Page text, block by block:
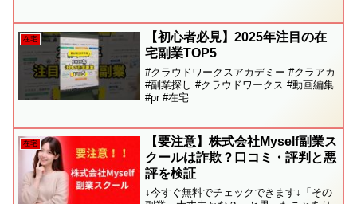
由・結果を出す人がやっているシンプル
な方法・note副業で結果...
在宅
【初心者必見】2025年注目の在
宅副業TOP5
#クラウドワークスアカデミー #クラアカ
#副業探し #クラウドワークス #動画編集
#pr #在宅
在宅
【要注意】株式会社Myself副業ス
クールは詐欺？口コミ・評判と悪
評を検証
↓今すぐ無料でチェックできます↓「その